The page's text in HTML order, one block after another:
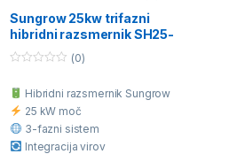
Sungrow 25kw trifazni
hibridni razsmernik SH25-
T-V11 Združljiv s SBR in
SBH baterijami
u
o
f
5
(0)
Hibridni razsmernik Sungrow
25 kW moč
3-fazni sistem
Integracija virov